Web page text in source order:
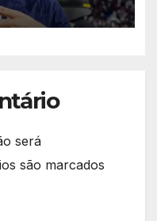
será
são marcados